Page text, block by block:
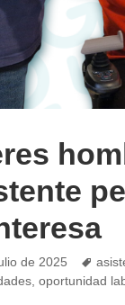
de 2025 Tags
,oportunidad